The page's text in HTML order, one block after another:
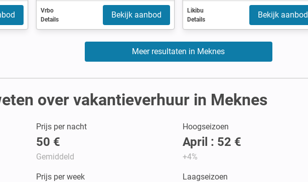
Vrbo
Details
Bekijk aanbod
Likibu
Details
Bekijk aanbod
Meer resultaten in Meknes
over vakantieverhuur in Meknes
Prijs per nacht
50 €
Gemiddeld
Hoogseizoen
April : 52 €
+4%
Prijs per week Laagseizoen